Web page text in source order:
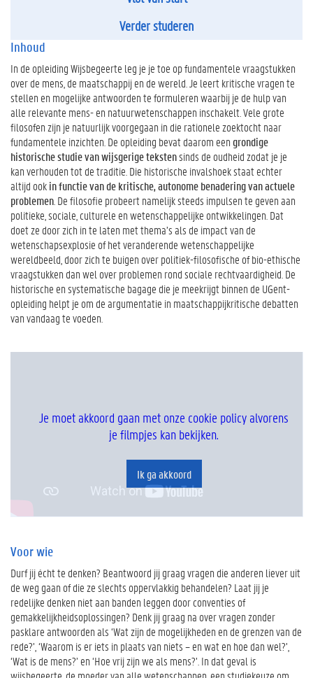
Verder studeren
Inhoud
In de opleiding Wijsbegeerte leg je je toe op fundamentele vraagstukken
over de mens, de maatschappij en de wereld. Je leert kritische vragen te
stellen en mogelijke antwoorden te formuleren waarbij je de hulp van
alle relevante mens- en natuurwetenschappen inschakelt. Vele grote
filosofen zijn je natuurlijk voorgegaan in die rationele zoektocht naar
fundamentele inzichten. De opleiding bevat daarom eengrondige
historische studie van wijsgerige tekstensinds de oudheid zodat je je
kan verhouden tot de traditie. Die historische invalshoek staat echter
altijd ookin functie van de kritische, autonome benadering van actuele
problemen . De filosofie probeert namelijk steeds impulsen te geven aan
politieke, sociale, culturele en wetenschappelijke ontwikkelingen. Dat
doet ze door zich in te laten met thema’s als de impact van de
wetenschapsexplosie of het veranderende wetenschappelijke
wereldbeeld, door zich te buigen over politiek-filosofische of bio-ethische
vraagstukken dan wel over problemen rond sociale rechtvaardigheid. De
historische en systematische bagage die je meekrijgt binnen de UGent-
opleiding helpt je om de argumentatie in maatschappijkritische debatten
van vandaag te voeden.
Je moet akkoord gaan met onze cookie policy alvorens
je filmpjes kan bekijken.
Ik ga akkoord
Voor wie
Durf jij écht te denken? Beantwoord jij graag vragen die anderen liever uit
de weg gaan of die ze slechts oppervlakkig behandelen? Laat jij je
redelijke denken niet aan banden leggen door conventies of
gemakkelijkheidsoplossingen? Denk jij graag na over vragen zonder
pasklare antwoorden als ‘Wat zijn de mogelijkheden en de grenzen van de
rede?’, ‘Waarom is er iets in plaats van niets – en wat en hoe dan wel?’,
‘Wat is de mens?’ en ‘Hoe vrij zijn we als mens?’. In dat geval is